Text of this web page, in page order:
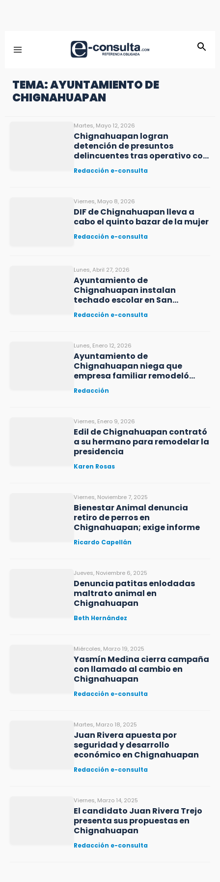
TEMA: AYUNTAMIENTO DE
CHIGNAHUAPAN
Martes, Mayo 12, 2026
Chignahuapan logran
detención de presuntos
delincuentes tras operativo con
Zacatlán
Redacción e-consulta
Viernes, Mayo 8, 2026
DIF de Chignahuapan lleva a
cabo el quinto bazar de la mujer
Redacción e-consulta
Lunes, Abril 27, 2026
Ayuntamiento de
Chignahuapan instalan
techado escolar en San
Francisco Terrerillos
Redacción e-consulta
Lunes, Enero 12, 2026
Ayuntamiento de
Chignahuapan niega que
empresa familiar remodeló
oficinas
Redacción
Viernes, Enero 9, 2026
Edil de Chignahuapan contrató
a su hermano para remodelar la
presidencia
Karen Rosas
Viernes, Noviembre 7, 2025
Bienestar Animal denuncia
retiro de perros en
Chignahuapan; exige informe
Ricardo Capellán
Jueves, Noviembre 6, 2025
Denuncia patitas enlodadas
maltrato animal en
Chignahuapan
Beth Hernández
Miércoles, Marzo 19, 2025
Yasmín Medina cierra campaña
con llamado al cambio en
Chignahuapan
Redacción e-consulta
Martes, Marzo 18, 2025
Juan Rivera apuesta por
seguridad y desarrollo
económico en Chignahuapan
Redacción e-consulta
Viernes, Marzo 14, 2025
El candidato Juan Rivera Trejo
presenta sus propuestas en
Chignahuapan
Redacción e-consulta